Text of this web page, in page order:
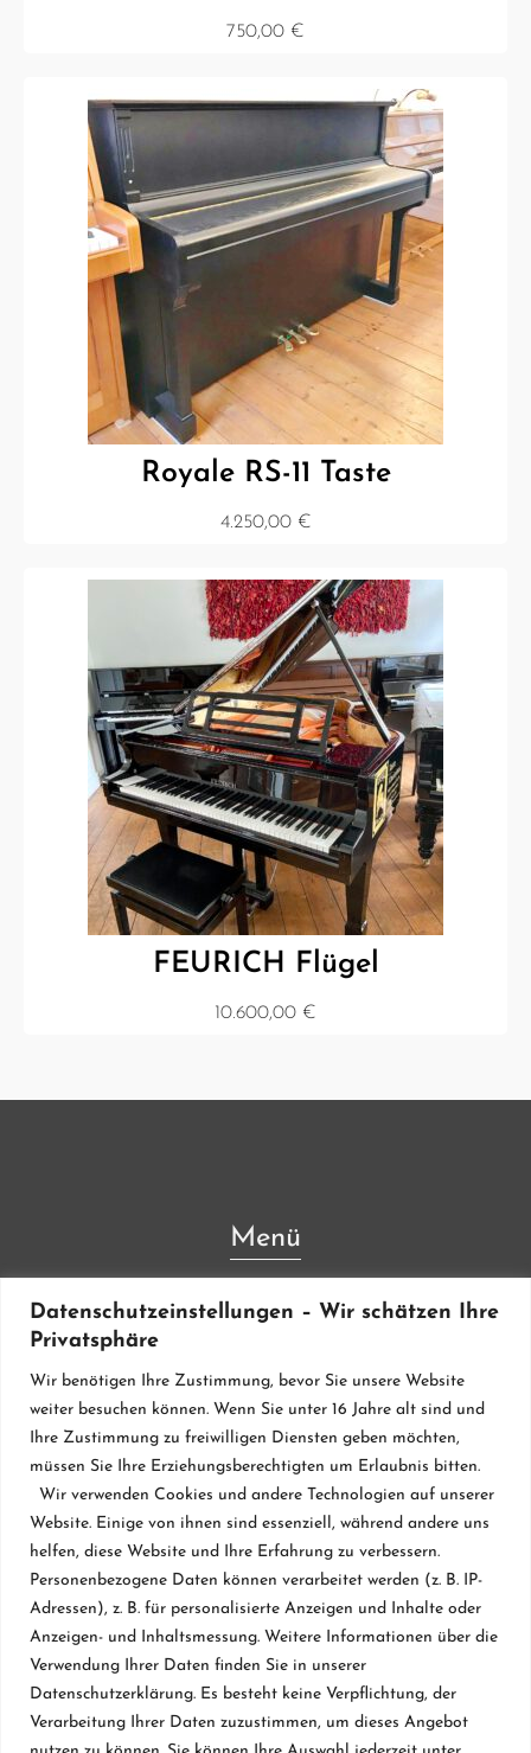
Datenschutzeinstellungen – Wir schätzen Ihre
Privatsphäre
Wir benötigen Ihre Zustimmung, bevor Sie unsere Website
weiter besuchen können. Wenn Sie unter 16 Jahre alt sind und
Ihre Zustimmung zu freiwilligen Diensten geben möchten,
müssen Sie Ihre Erziehungsberechtigten um Erlaubnis bitten.
Wir verwenden Cookies und andere Technologien auf unserer
Website. Einige von ihnen sind essenziell, während andere uns
helfen, diese Website und Ihre Erfahrung zu verbessern.
Personenbezogene Daten können verarbeitet werden (z. B. IP-
Adressen), z. B. für personalisierte Anzeigen und Inhalte oder
Anzeigen- und Inhaltsmessung. Weitere Informationen über die
Verwendung Ihrer Daten finden Sie in unserer
Datenschutzerklärung. Es besteht keine Verpflichtung, der
Verarbeitung Ihrer Daten zuzustimmen, um dieses Angebot
750,00 €
Royale RS-11 Taste
4.250,00 €
FEURICH Flügel
10.600,00 €
Menü
Lieferanten & Material
Werkstatt
Klavierstimmung
Flügel & Pianos
Restaurierung
Vermietung
Klavierbau seit 1984
Datenschutzerklärung
Kontakt & Impressum